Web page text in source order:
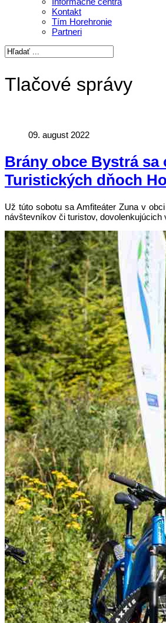
Kontakt
Tím Horehronie
Partneri
Tlačové správy
09. august 2022
Brány obce Bystrá
Turistických dňoch
Už túto sobotu sa Amfiteáter Zuna v
návštevníkov či turistov, dovolenkujúcich